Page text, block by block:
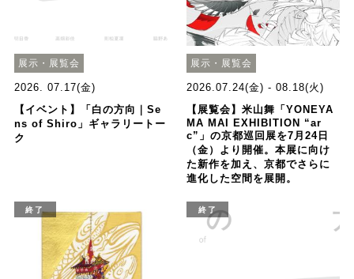
展示・展覧会
2026. 07.17(金)
【イベント】「白の方向｜Se
ns of Shiro」ギャラリートー
ク
展示・展覧会
2026.07.24(金) - 08.18(火)
【展覧会】⽶⼭舞「YONEYA
MA MAI EXHIBITION “ar
c”」の京都巡回展を7⽉24⽇
（⾦）より開催。本展に向け
た新作を加え、京都でさらに
進化した空間を展開。
終了 終了